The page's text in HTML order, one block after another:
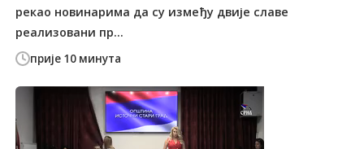
прије 10 минута
рекао новинарима да су између двије славе
реализовани пр...